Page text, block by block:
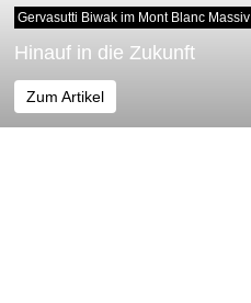
Gervasutti Biwak im Mont Blanc Massiv
Hinauf in die Zukunft
Zum Artikel